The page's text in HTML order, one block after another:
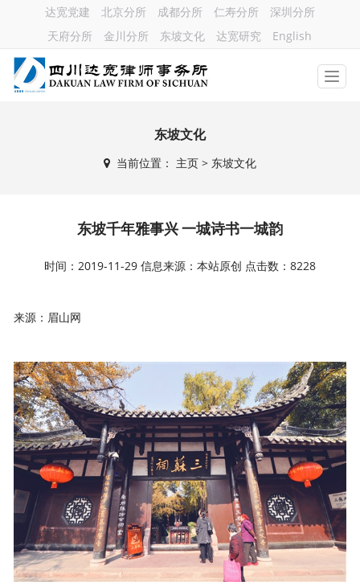
达宽党建 北京分所 成都分所 仁寿分所
深圳分所
天府分所
金川分所 东坡文化 达宽研究 English
东坡文化
当前位置： 主页> 东坡文化
东坡千年雅事兴 一城诗书一城韵
时间：2019-11-29 信息来源：本站原创 点击数：8228
来源：眉山网